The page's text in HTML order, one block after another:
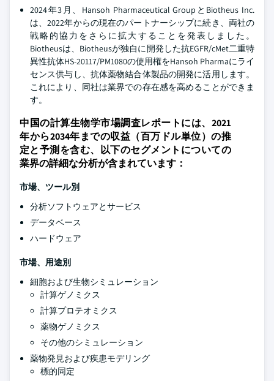
2024年3月、Hansoh Pharmaceutical GroupとBiotheus Inc.
は、2022年からの現在のパートナーシップに続き、両社の
戦略的協力をさらに拡大することを発表しました。
Biotheusは、Biotheusが独自に開発した抗EGFR/cMet二重特
異性抗体HS-20117/PM1080の使用権をHansoh Pharmaにライ
センス供与し、抗体薬物結合体製品の開発に活用します。
これにより、同社は業界での存在感を高めることができま
す。
中国の計算生物学市場調査レポートには、2021
年から2034年までの収益（百万ドル単位）の推
定と予測を含む、以下のセグメントについての
業界の詳細な分析が含まれています：
市場、ツール別
分析ソフトウェアとサービス
データベース
ハードウェア
市場、用途別
細胞および生物シミュレーション
計算ゲノミクス
計算プロテオミクス
薬物ゲノミクス
その他のシミュレーション
薬物発見および疾患モデリング
標的同定